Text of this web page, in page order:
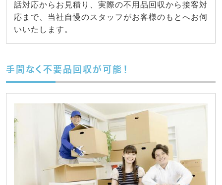
話対応からお見積り、実際の不用品回収から接客対
応まで、当社自慢のスタッフがお客様のもとへお伺
いいたします。
手間なく不要品回収が可能！